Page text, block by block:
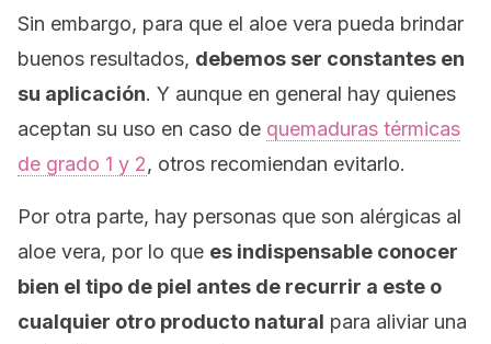
Sin embargo, para que el aloe vera pueda brindar
buenos resultados, debemos ser constantes en
su aplicación. Y aunque en general hay quienes
aceptan su uso en caso de quemaduras térmicas
de grado 1 y 2, otros recomiendan evitarlo.
Por otra parte, hay personas que son alérgicas al
aloe vera, por lo que es indispensable conocer
bien el tipo de piel antes de recurrir a este o
cualquier otro producto natural para aliviar una